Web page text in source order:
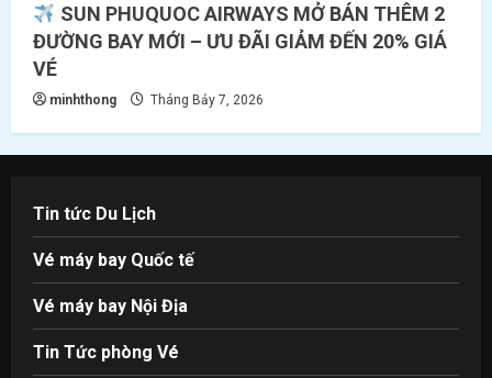
SUN PHUQUOC AIRWAYS MỞ BÁN THÊM 2
ĐƯỜNG BAY MỚI – ƯU ĐÃI GIẢM ĐẾN 20% GIÁ
VÉ
minhthong Tháng Bảy 7, 2026
Tin tức Du Lịch
Vé máy bay Quốc tế
Vé máy bay Nội Địa
Tin Tức phòng Vé